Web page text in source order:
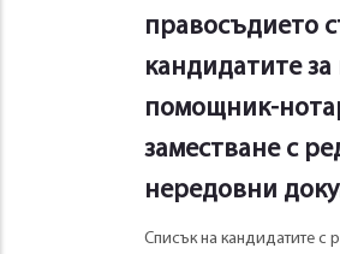
правосъдието
кандидатите за
помощник-
заместване с
нередовни
Списък на кандидатите с